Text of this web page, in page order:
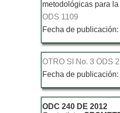
metodológicas para
ODS 1109
Fecha de
OTRO SI No. 3 ODS
Fecha de
ODC 240 DE 2012